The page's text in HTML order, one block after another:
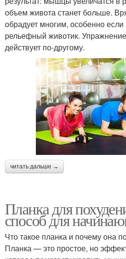
объем живота станет больше.
обрадует многим, особенно
рельефный животик.
действует по-другому.
читать дальше →
Планка для
способ для
Что такое планка и почему она
Планка — это простое, но